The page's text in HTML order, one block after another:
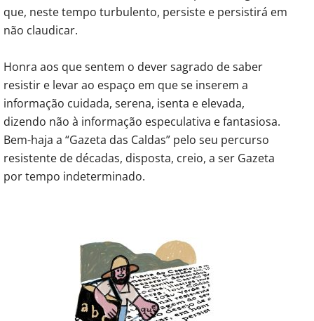
que, neste tempo turbulento, persiste e persistirá em
não claudicar.
Honra aos que sentem o dever sagrado de saber
resistir e levar ao espaço em que se inserem a
informação cuidada, serena, isenta e elevada,
dizendo não à informação especulativa e fantasiosa.
Bem-haja a “Gazeta das Caldas” pelo seu percurso
resistente de décadas, disposta, creio, a ser Gazeta
por tempo indeterminado.